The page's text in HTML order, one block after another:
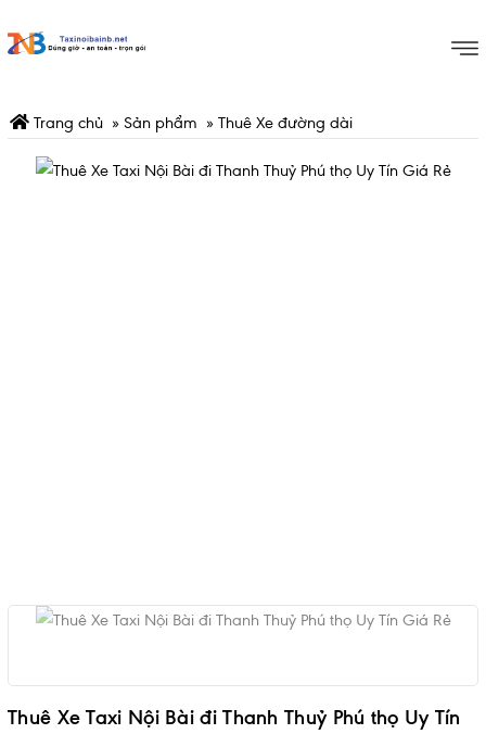
Trang chủ » Sản phẩm » Thuê Xe đường dài
Thuê Xe Taxi Nội Bài đi Thanh Thuỷ Phú thọ Uy Tín